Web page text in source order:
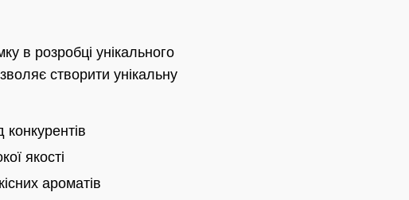
в розробці унікального
створити унікальну
конкурентів
якості
ароматів